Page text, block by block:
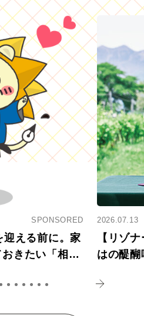
SPONSORED
える前に。家
きたい「相続
2026.07.13
【リゾ
はの醍